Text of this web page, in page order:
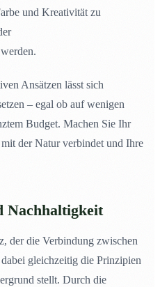
und Kreativität zu
Ansätzen lässt sich
– egal ob auf wenigen
Budget. Machen Sie Ihr
der Natur verbindet und Ihre
Nachhaltigkeit
der die Verbindung zwischen
gleichzeitig die Prinzipien
stellt. Durch die